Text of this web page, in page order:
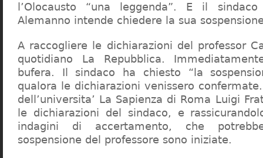
l’Olocausto “una leggenda”. E il
Alemanno intende chiedere la sua
A raccogliere le dichiarazioni del professor
quotidiano La Repubblica.
bufera. Il sindaco ha chiesto “la
qualora le dichiarazioni venissero
dell’universita’ La Sapienza di Roma Luigi
le dichiarazioni del sindaco, e
indagini di accertamento, che
sospensione del professore sono iniziate.